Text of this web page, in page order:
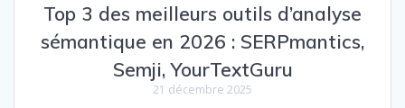
Top 3 des meilleurs outils d’analyse
sémantique en 2026 : SERPmantics,
Semji, YourTextGuru
21 décembre 2025